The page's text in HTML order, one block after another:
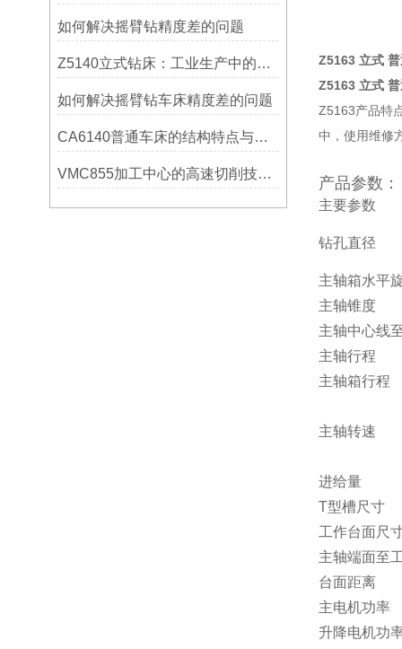
如何解决摇臂钻精度差的问题
Z5140立式钻床：工业生产中的得力助手
如何解决摇臂钻车床精度差的问题
CA6140普通车床的结构特点与工作原理解析
VMC855加工中心的高速切削技术介绍
Z5163 立式
Z5163 立式
Z5163产品特
中，使用维修
产品参数：
主要参数
钻孔直径
主轴箱水平
主轴锥度
主轴中心线
主轴行程
主轴箱行程
主轴转速
进给量
T型槽尺寸
工作台面尺
主轴端面至
台面距离
主电机功率
升降电机功